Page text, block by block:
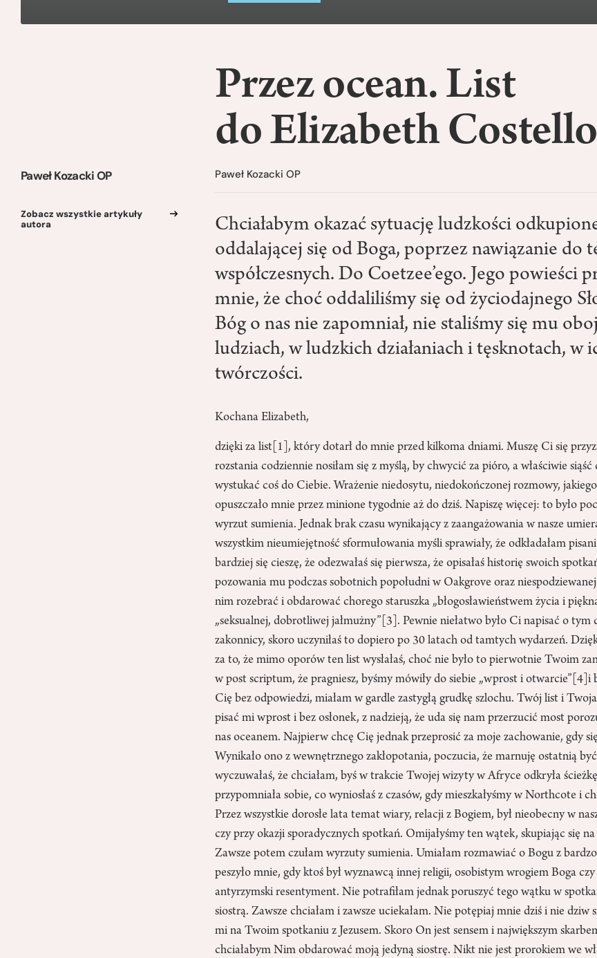
Paweł Kozacki OP
Zobacz wszystkie artykuły
autora
Przez ocean. List
do Elizabeth Costello
Paweł Kozacki OP
Chciałabym okazać sytuację ludzkości
oddalającej się od Boga, poprzez nawiązanie do
współczesnych. Do Coetzee’ego. Jego powieści
mnie, że choć oddaliliśmy się od życiodajnego
Bóg o nas nie zapomniał, nie staliśmy się mu
ludziach, w ludzkich działaniach i tęsknotach, w
twórczości.
Kochana Elizabeth,
dzięki za list [1], który dotarł do mnie przed kilkoma dniami. Muszę Ci się
rozstania codziennie nosiłam się z myślą, by chwycić za pióro, a właściwie
wystukać coś do Ciebie. Wrażenie niedosytu, niedokończonej rozmowy,
opuszczało mnie przez minione tygodnie aż do dziś. Napiszę więcej: to było
wyrzut sumienia. Jednak brak czasu wynikający z zaangażowania w nasze
wszystkim nieumiejętność sformułowania myśli sprawiały, że odkładałam
bardziej się cieszę, że odezwałaś się pierwsza, że opisałaś historię swoich
pozowania mu podczas sobotnich popołudni w Oakgrove oraz
nim rozebrać i obdarować chorego staruszka „błogosławieństwem życia i
„seksualnej, dobrotliwej jałmużny” [3] . Pewnie niełatwo było Ci napisać o
zakonnicy, skoro uczyniłaś to dopiero po 30 latach od tamtych wydarzeń.
za to, że mimo oporów ten list wysłałaś, choć nie było to pierwotnie Twoim
w post scriptum, że pragniesz, byśmy mówiły do siebie „wprost i otwarcie” [4]i
Cię bez odpowiedzi, miałam w gardle zastygłą grudkę szlochu. Twój list i
pisać mi wprost i bez osłonek, z nadzieją, że uda się nam przerzucić most
nas oceanem. Najpierw chcę Cię jednak przeprosić za moje zachowanie, gdy
Wynikało ono z wewnętrznego zakłopotania, poczucia, że marnuję ostatnią
wyczuwałaś, że chciałam, byś w trakcie Twojej wizyty w Afryce odkryła
przypomniała sobie, co wyniosłaś z czasów, gdy mieszkałyśmy w Northcote i
Przez wszystkie dorosłe lata temat wiary, relacji z Bogiem, był nieobecny w
czy przy okazji sporadycznych spotkań. Omijałyśmy ten wątek, skupiając się
Zawsze potem czułam wyrzuty sumienia. Umiałam rozmawiać o Bogu z
peszyło mnie, gdy ktoś był wyznawcą innej religii, osobistym wrogiem Boga czy
antyrzymski resentyment. Nie potrafiłam jednak poruszyć tego wątku w
siostrą. Zawsze chciałam i zawsze uciekałam. Nie potępiaj mnie dziś i nie dziw
mi na Twoim spotkaniu z Jezusem. Skoro On jest sensem i największym
chciałabym Nim obdarować moją jedyną siostrę. Nikt nie jest prorokiem we